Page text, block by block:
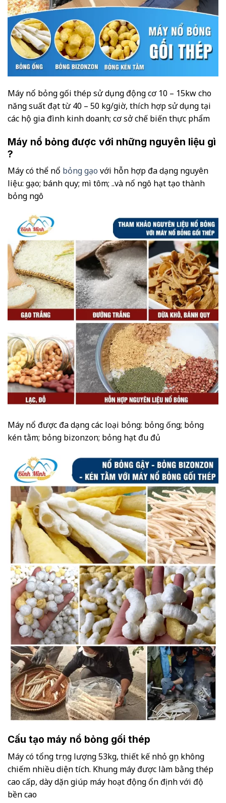
Máy nổ bỏng gối thép sử dụng động cơ 10 – 15kw cho
năng suất đạt từ 40 – 50 kg/giờ, thích hợp sử dụng tại
các hộ gia đình kinh doanh; cơ sở chế biến thực phẩm
Máy nổ bỏng được với những nguyên liệu gì
?
Máy có thể nổ bỏng gạo với hỗn hợp đa dạng nguyên
liệu: gạo; bánh quy; mì tôm; ..và nổ ngô hạt tạo thành
bỏng ngô
Máy nổ được đa dạng các loại bỏng: bỏng ống; bỏng
kén tằm; bỏng bizonzon; bỏng hạt đu đủ
Cấu tạo máy nổ bỏng gối thép
Máy có tổng trọng lượng 53kg, thiết kế nhỏ gọn không
chiếm nhiều diện tích. Khung máy được làm bằng thép
cao cấp, dày dặn giúp máy hoạt động ổn định với độ
bền cao